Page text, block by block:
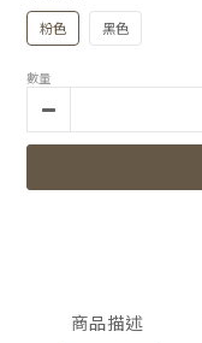
粉色 黑色
數量
商品描述